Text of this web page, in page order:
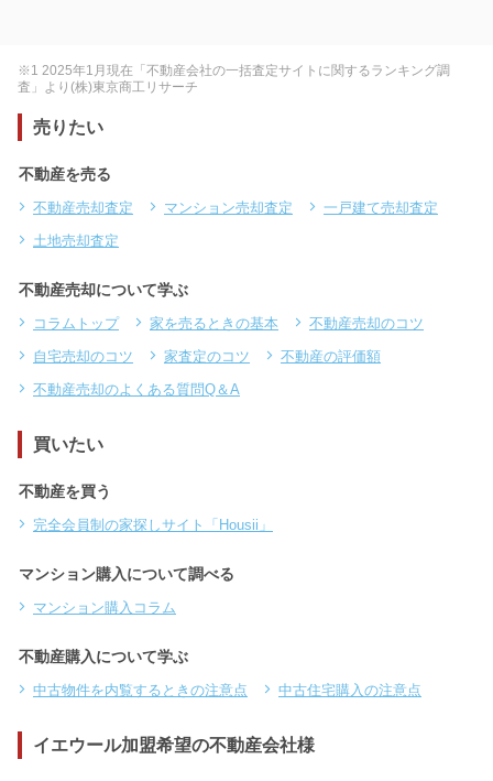
※1 2025年1月現在「不動産会社の一括査定サイトに関するランキング調
査」より(株)東京商工リサーチ
売りたい
不動産を売る
不動産売却査定 マンション売却査定
一戸建て売却査定
土地売却査定
不動産売却について学ぶ
コラムトップ 家を売るときの基本
不動産売却のコツ
自宅売却のコツ
家査定のコツ
不動産の評価額
不動産売却のよくある質問Q＆A
買いたい
不動産を買う
完全会員制の家探しサイト「Housii」
マンション購入について調べる
マンション購入コラム
不動産購入について学ぶ
中古物件を内覧するときの注意点 中古住宅購入の注意点
イエウール加盟希望の不動産会社様